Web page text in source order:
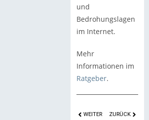
und
Bedrohungslagen
im Internet.
Mehr
Informationen im
Ratgeber.
WEITER ZURÜCK